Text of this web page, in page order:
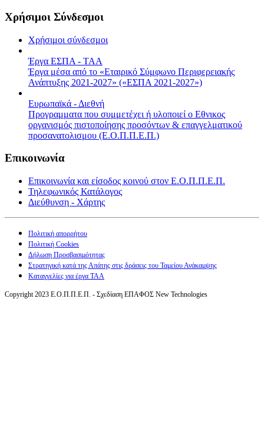
Χρήσιμοι Σύνδεσμοι
Χρήσιμοι σύνδεσμοι
Έργα ΕΣΠΑ - ΤΑΑ
Έργα μέσα από το «Εταιρικό Σύμφωνο Περιφερειακής
Ανάπτυξης 2021-2027» («ΕΣΠΑ 2021-2027»)
Ευρωπαϊκά - Διεθνή
Προγραμματα που συμμετέχει ή υλοποιεί ο Εθνικος
οργανισμός πιστοποίησης προσόντων & επαγγελματικού
προσανατολισμου (Ε.Ο.Π.Π.Ε.Π.)
Επικοινωνία
Επικοινωνία και είσοδος κοινού στον Ε.Ο.Π.Π.Ε.Π.
Τηλεφωνικός Κατάλογος
Διεύθυνση - Χάρτης
Πολιτική απορρήτου
Πολιτική Cookies
Δήλωση Προσβασιμότητας
Στρατηγική κατά της Απάτης στις δράσεις του Ταμείου Ανάκαμψης
Καταγγελίες για έργα ΤΑΑ
Copyright 2023 Ε.Ο.Π.Π.Ε.Π. - Σχεδίαση ΕΠΑΦΟΣ New Technologies